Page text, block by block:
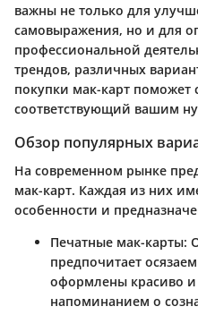
важны не только для
самовыражения, но и для
профессиональной
трендов, различных
покупки мак-карт поможет
соответствующий вашим
Обзор популярных
На современном рынке
мак-карт. Каждая из них
особенности и
Печатные мак-карты:
предпочитает
оформлены красиво
напоминанием о